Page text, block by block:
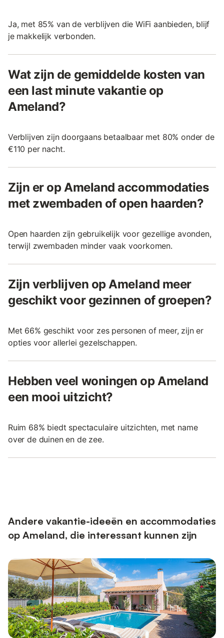
Ja, met 85% van de verblijven die WiFi aanbieden, blijf
je makkelijk verbonden.
Wat zijn de gemiddelde kosten van
een last minute vakantie op
Ameland?
Verblijven zijn doorgaans betaalbaar met 80% onder de
€110 per nacht.
Zijn er op Ameland accommodaties
met zwembaden of open haarden?
Open haarden zijn gebruikelijk voor gezellige avonden,
terwijl zwembaden minder vaak voorkomen.
Zijn verblijven op Ameland meer
geschikt voor gezinnen of groepen?
Met 66% geschikt voor zes personen of meer, zijn er
opties voor allerlei gezelschappen.
Hebben veel woningen op Ameland
een mooi uitzicht?
Ruim 68% biedt spectaculaire uitzichten, met name
over de duinen en de zee.
Andere vakantie-ideeën en accommodaties
op Ameland, die interessant kunnen zijn